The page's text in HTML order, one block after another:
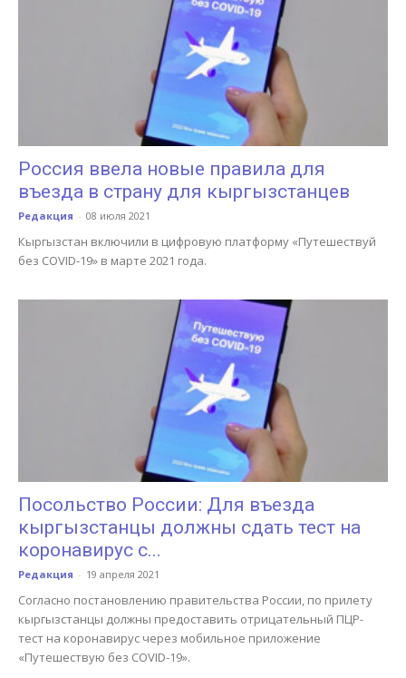
Россия ввела новые правила для
въезда в страну для кыргызстанцев
Редакция - 08 июля 2021
Кыргызстан включили в цифровую платформу «Путешествуй
без COVID-19» в марте 2021 года.
Посольство России: Для въезда
кыргызстанцы должны сдать тест на
коронавирус с...
Редакция - 19 апреля 2021
Согласно постановлению правительства России, по прилету
кыргызстанцы должны предоставить отрицательный ПЦР-
тест на коронавирус через мобильное приложение
«Путешествую без COVID-19».